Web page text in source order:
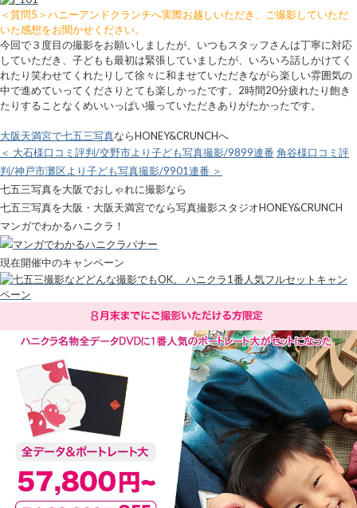
＜質問5＞ハニーアンドクランチへ実際お越しいただき、ご撮影していただ
いた感想をお聞かせください。
今回で３度目の撮影をお願いしましたが、いつもスタッフさんは丁寧に対応
していただき、子どもも最初は緊張していましたが、いろいろ話しかけてく
れたり笑わせてくれたりして徐々に和ませていただきながら楽しい雰囲気の
中で進めていってくださりとても楽しかったです。2時間20分疲れたり飽き
たりすることなくめいいっぱい撮っていただきありがたかったです。
大阪天満宮で七五三写真ならHONEY&CRUNCHへ
＜ 大石様口コミ評判/交野市より子ども写真撮影/9899連番 角谷様口コミ評
判/神戸市灘区より子ども写真撮影/9901連番 ＞
七五三写真を大阪でおしゃれに撮影なら
七五三写真を大阪・大阪天満宮でなら写真撮影スタジオHONEY&CRUNCH
マンガでわかるハニクラ！
現在開催中のキャンペーン